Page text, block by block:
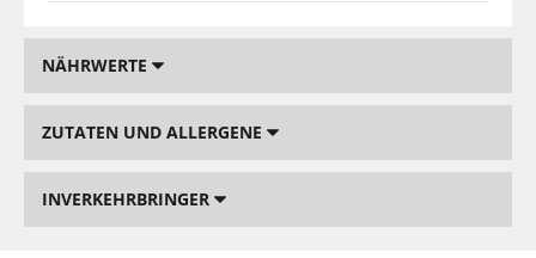
NÄHRWERTE
ZUTATEN UND ALLERGENE
INVERKEHRBRINGER